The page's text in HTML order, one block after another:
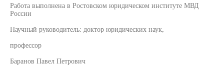
Работа выполнена в Ростовском юридическом институте МВД
России
Научный руководитель: доктор юридических наук,
профессор
Баранов Павел Петрович